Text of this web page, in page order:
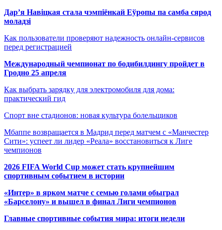
Дар’я Навіцкая стала чэмпіёнкай Еўропы па самба сярод
моладзі
Как пользователи проверяют надежность онлайн-сервисов
перед регистрацией
Международный чемпионат по бодибилдингу пройдет в
Гродно 25 апреля
Как выбрать зарядку для электромобиля для дома:
практический гид
Спорт вне стадионов: новая культура болельщиков
Мбаппе возвращается в Мадрид перед матчем с «Манчестер
Сити»: успеет ли лидер «Реала» восстановиться к Лиге
чемпионов
2026 FIFA World Cup может стать крупнейшим
спортивным событием в истории
«Интер» в ярком матче с семью голами обыграл
«Барселону» и вышел в финал Лиги чемпионов
Главные спортивные события мира: итоги недели